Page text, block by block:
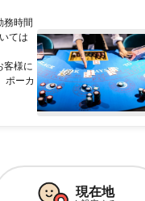
務時間
ては
客様に
ポーカ
現在地